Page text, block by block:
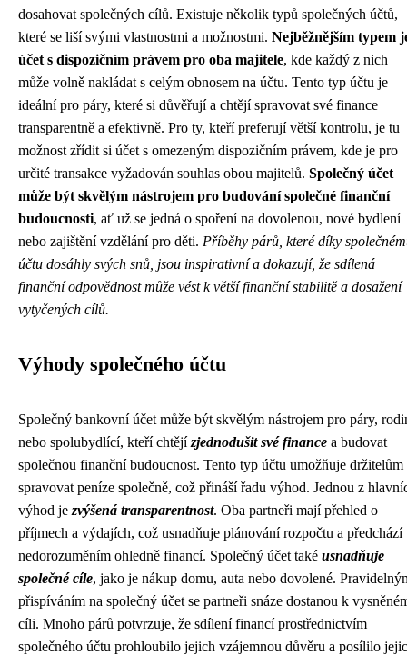
dosahovat společných cílů. Existuje několik typů společných účtů,
které se liší svými vlastnostmi a možnostmi. Nejběžnějším typem
účet s dispozičním právem pro oba majitele, kde každý z nich
může volně nakládat s celým obnosem na účtu. Tento typ účtu je
ideální pro páry, které si důvěřují a chtějí spravovat své finance
transparentně a efektivně. Pro ty, kteří preferují větší kontrolu, je tu
možnost zřídit si účet s omezeným dispozičním právem, kde je pro
určité transakce vyžadován souhlas obou majitelů. Společný účet
může být skvělým nástrojem pro budování společné finanční
budoucnosti, ať už se jedná o spoření na dovolenou, nové bydlení
nebo zajištění vzdělání pro děti. Příběhy párů, které díky
účtu dosáhly svých snů, jsou inspirativní a dokazují, že sdílená
finanční odpovědnost může vést k větší finanční stabilitě a dosažení
vytyčených cílů.
Výhody společného účtu
Společný bankovní účet může být skvělým nástrojem pro páry,
nebo spolubydlící, kteří chtějízjednodušit své finance a budovat
společnou finanční budoucnost. Tento typ účtu umožňuje držitelům
spravovat peníze společně, což přináší řadu výhod. Jednou z
výhod je zvýšená transparentnost. Oba partneři mají přehled o
příjmech a výdajích, což usnadňuje plánování rozpočtu a předchází
nedorozuměním ohledně financí. Společný účet také usnadňuje
společné cíle, jako je nákup domu, auta nebo dovolené.
přispíváním na společný účet se partneři snáze dostanou k
cíli. Mnoho párů potvrzuje, že sdílení financí prostřednictvím
společného účtu prohloubilo jejich vzájemnou důvěru a posílilo